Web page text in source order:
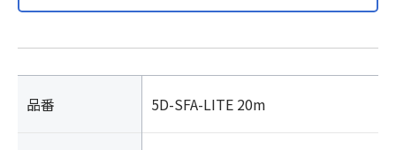
縁
損
失品番 5D-SFA-LITE 20m